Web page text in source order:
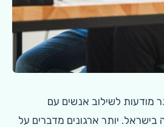
מודעות לשילוב אנשים עם
בישראל. יותר ארגונים מדברים על